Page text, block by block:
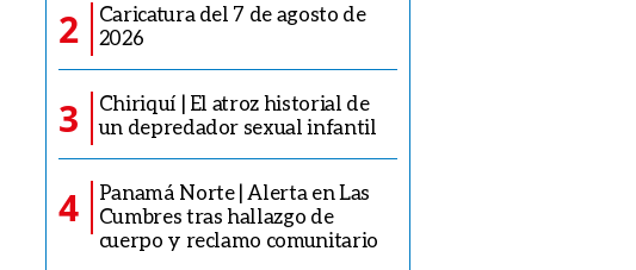
2
Caricatura del 7 de agosto de
2026
3
Chiriquí | El atroz historial de
un depredador sexual infantil
4
Panamá Norte | Alerta en Las
Cumbres tras hallazgo de
cuerpo y reclamo comunitario